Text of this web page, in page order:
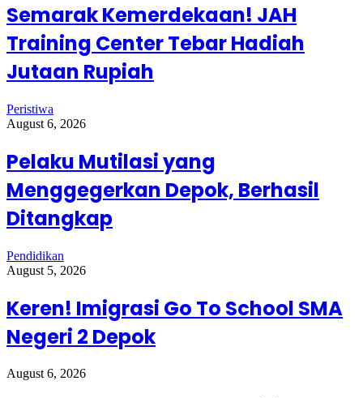
Semarak Kemerdekaan! JAH
Training Center Tebar Hadiah
Jutaan Rupiah
Peristiwa
August 6, 2026
Pelaku Mutilasi yang
Menggegerkan Depok, Berhasil
Ditangkap
Pendidikan
August 5, 2026
Keren! Imigrasi Go To School SMA
Negeri 2 Depok
August 6, 2026